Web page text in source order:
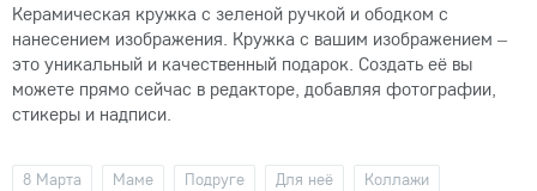
Керамическая кружка с зеленой ручкой и ободком с
нанесением изображения. Кружка с вашим изображением –
это уникальный и качественный подарок. Создать её вы
можете прямо сейчас в редакторе, добавляя фотографии,
стикеры и надписи.
8 Марта Маме Подруге Для неё Коллажи